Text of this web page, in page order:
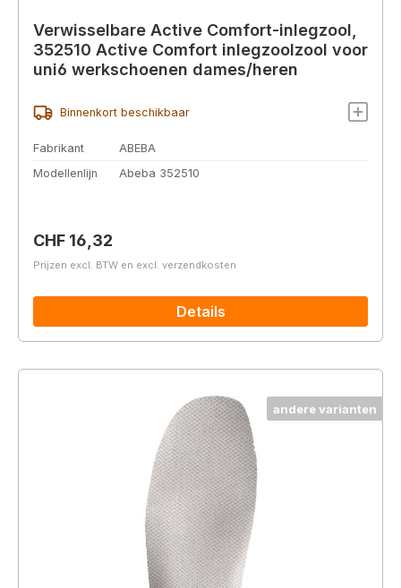
Verwisselbare Active Comfort-inlegzool,
352510 Active Comfort inlegzoolzool voor
uni6 werkschoenen dames/heren
Binnenkort beschikbaar
Fabrikant
ABEBA
Modellenlijn
Abeba 352510
Normale prijs:
CHF 16,32
Prijzen excl. BTW en excl. verzendkosten
Details
andere varianten